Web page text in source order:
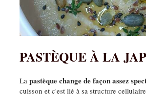
PASTÈQUE À LA
La pastèque change de façon assez
cuisson et c'est lié à sa structure